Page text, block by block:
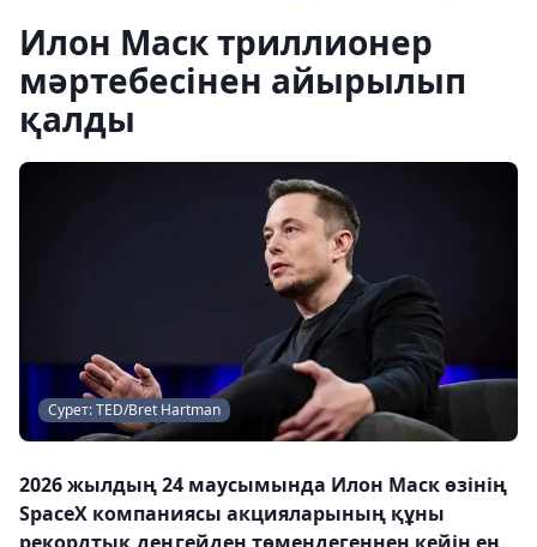
Илон Маск триллионер
мәртебесінен айырылып
қалды
Сурет: TED/Bret Hartman
2026 жылдың 24 маусымында Илон Маск өзінің
SpaceX компаниясы акцияларының құны